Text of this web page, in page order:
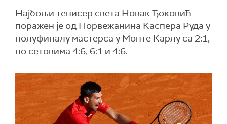
Најбољи тенисер света Новак Ђоковић
поражен је од Норвежанина Каспера Руда у
полуфиналу мастерса у Монте Карлу са 2:1,
по сетовима 4:6, 6:1 и 4:6.